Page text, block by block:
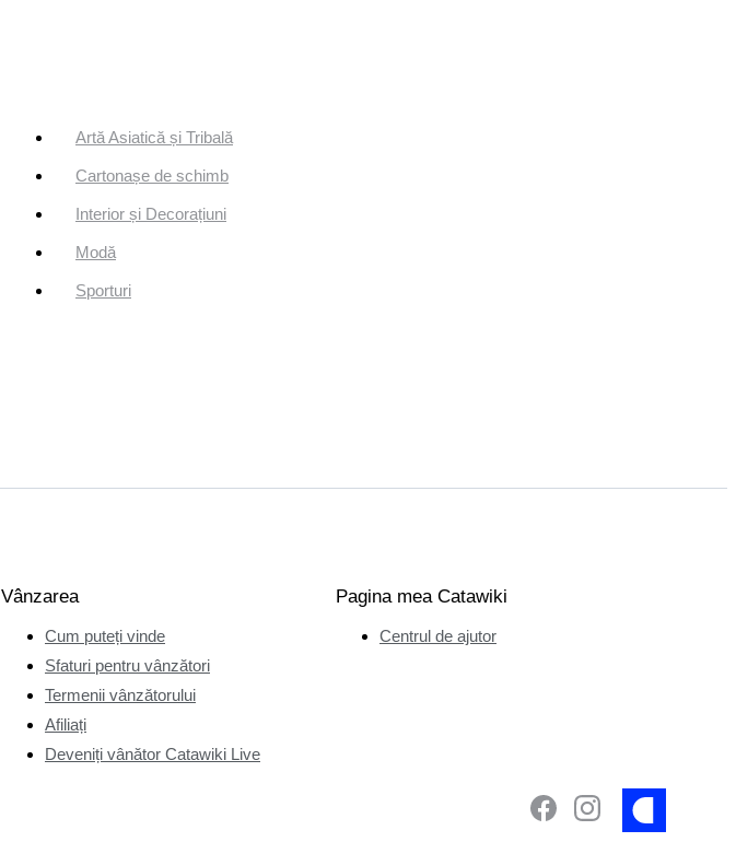
Artă Asiatică și Tribală
Cartonașe de schimb
Interior și Decorațiuni
Modă
Sporturi
Vânzarea
Cum puteți vinde
Sfaturi pentru vânzători
Termenii vânzătorului
Afiliați
Deveniți vânător Catawiki Live
Pagina mea Catawiki
Centrul de ajutor